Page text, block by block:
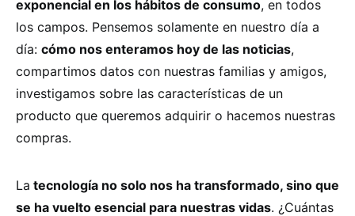
exponencial en los hábitos de consumo, en todos
los campos. Pensemos solamente en nuestro día a
día: cómo nos enteramos hoy de las noticias,
compartimos datos con nuestras familias y amigos,
investigamos sobre las características de un
producto que queremos adquirir o hacemos nuestras
compras.
La tecnología no solo nos ha transformado, sino que
se ha vuelto esencial para nuestras vidas. ¿Cuántas